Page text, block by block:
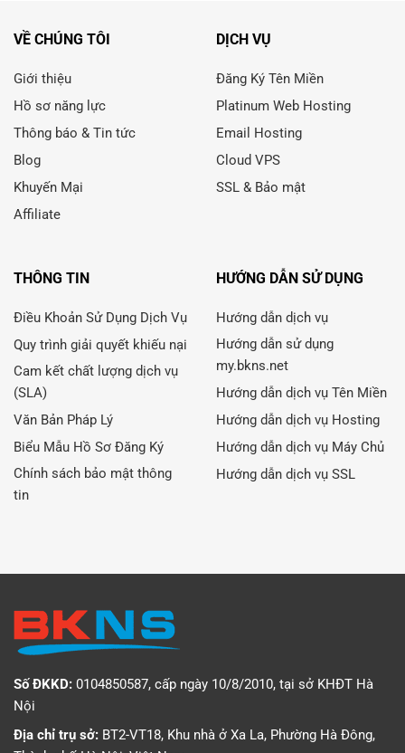
VỀ CHÚNG TÔI
Giới thiệu
Hồ sơ năng lực
Thông báo & Tin tức
Blog
Khuyến Mại
Affiliate
DỊCH VỤ
Đăng Ký Tên Miền
Platinum Web Hosting
Email Hosting
Cloud VPS
SSL & Bảo mật
THÔNG TIN
Điều Khoản Sử Dụng Dịch Vụ
Quy trình giải quyết khiếu nại
Cam kết chất lượng dịch vụ
(SLA)
Văn Bản Pháp Lý
Biểu Mẫu Hồ Sơ Đăng Ký
Chính sách bảo mật thông
tin
HƯỚNG DẪN SỬ DỤNG
Hướng dẫn dịch vụ
Hướng dẫn sử dụng
my.bkns.net
Hướng dẫn dịch vụ Tên Miền
Hướng dẫn dịch vụ Hosting
Hướng dẫn dịch vụ Máy Chủ
Hướng dẫn dịch vụ SSL
Số ĐKKD: 0104850587, cấp ngày 10/8/2010, tại sở KHĐT Hà
Nội
Địa chỉ trụ sở: BT2-VT18, Khu nhà ở Xa La, Phường Hà Đông,